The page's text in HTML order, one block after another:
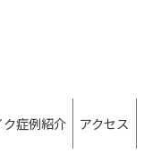
ク症例紹介 アクセス